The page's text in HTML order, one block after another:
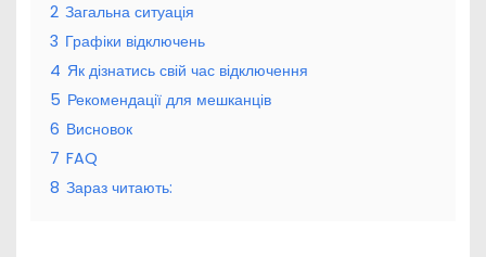
2 Загальна ситуація
3 Графіки відключень
4 Як дізнатись свій час відключення
5 Рекомендації для мешканців
6 Висновок
7 FAQ
8 Зараз читають: